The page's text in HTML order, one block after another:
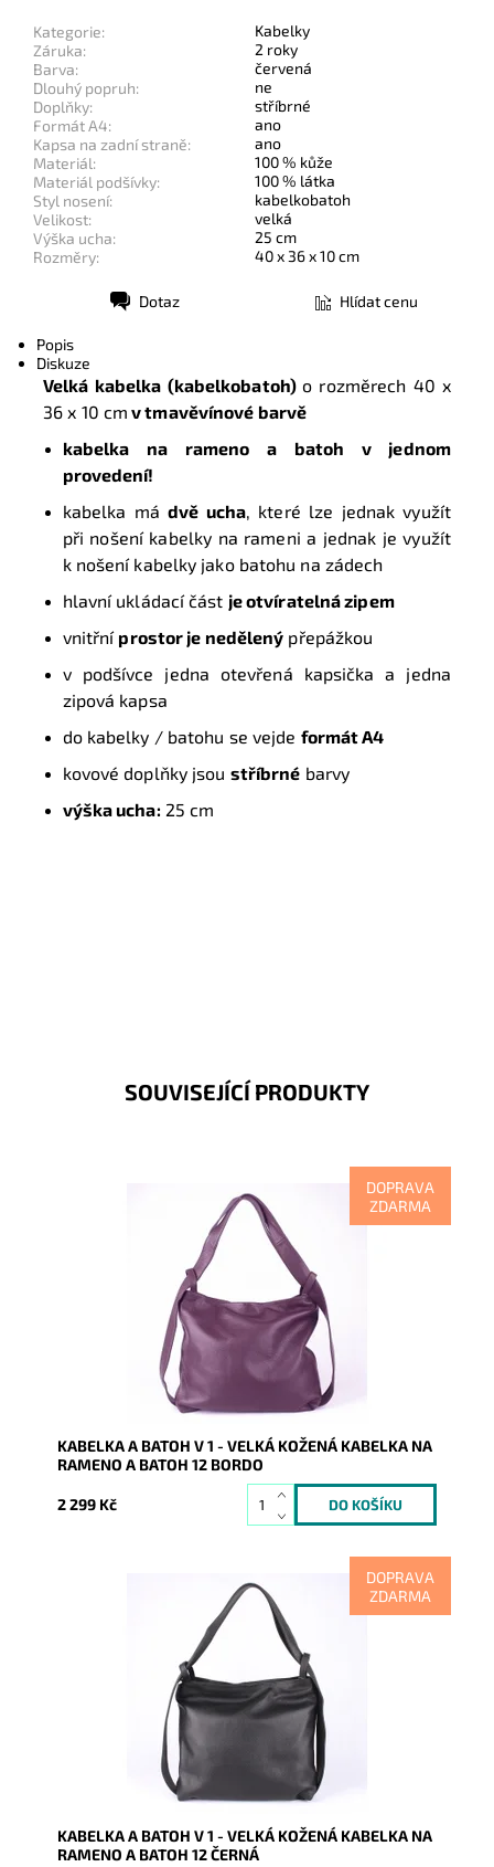
Kategorie:
Kabelky
Záruka:
2 roky
Barva:
červená
Dlouhý popruh:
ne
Doplňky:
stříbrné
Formát A4:
ano
Kapsa na zadní straně:
ano
Materiál:
100 % kůže
Materiál podšívky:
100 % látka
Styl nosení:
kabelkobatoh
Velikost:
velká
Výška ucha:
25 cm
Rozměry:
40 x 36 x 10 cm
Dotaz Hlídat cenu
Popis
Diskuze
Velká kabelka (kabelkobatoh)o rozměrech 40 x
36 x 10 cm vtmavěvínové barvě
kabelka na rameno a batoh v jednom
provedení!
kabelka má dvě ucha, které lze jednak využít
při nošení kabelky na rameni a jednak je využít
k nošení kabelky jako batohu na zádech
hlavní ukládací část je otvíratelná zipem
vnitřní prostor je nedělený přepážkou
v podšívce jedna otevřená kapsička a jedna
zipová kapsa
do kabelky / batohu se vejde formát A4
kovové doplňky jsou stříbrné barvy
výška ucha:25 cm
SOUVISEJÍCÍ PRODUKTY
DOPRAVA
ZDARMA
Kabelka na rameno a batoh v jednom provedení!
Moderní italský kvalitní kožený doplněk každé ženy.
Skladem
7821
Vera Pelle
2 roky
KABELKA A BATOH V 1 - VELKÁ KOŽENÁ KABELKA NA
RAMENO A BATOH 12 BORDO
2 299 Kč
DOPRAVA
ZDARMA
Kabelka na rameno a batoh v jednom provedení!
Moderní italský kvalitní kožený doplněk každé ženy.
Skladem
7822
Vera Pelle
2 roky
KABELKA A BATOH V 1 - VELKÁ KOŽENÁ KABELKA NA
RAMENO A BATOH 12 ČERNÁ